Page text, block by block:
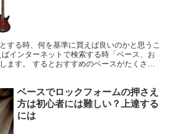
する時、何を基準に買えば良いのかと思うこ
インターネットで検索する時「ベース、お
ます。 するとおすすめのベースがたくさん
ベースでロックフォームの押さえ
方は初心者には難しい？上達する
には